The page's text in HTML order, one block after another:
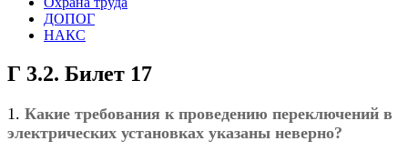
ДОПОГ
НАКС
Г 3.2. Билет 17
1. Какие требования к проведению переключений в
электрических установках указаны неверно?